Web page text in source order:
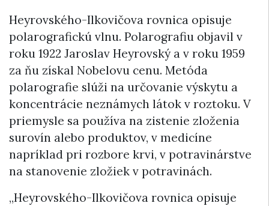
Heyrovského-Ilkovičova rovnica opisuje
polarografickú vlnu. Polarografiu objavil v
roku 1922 Jaroslav Heyrovský a v roku 1959
za ňu získal Nobelovu cenu. Metóda
polarografie slúži na určovanie výskytu a
koncentrácie neznámych látok v roztoku. V
priemysle sa používa na zistenie zloženia
surovín alebo produktov, v medicíne
napríklad pri rozbore krvi, v potravinárstve
na stanovenie zložiek v potravinách.
„Heyrovského-Ilkovičova rovnica opisuje